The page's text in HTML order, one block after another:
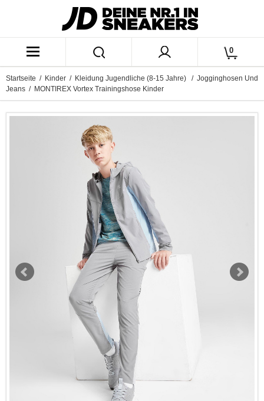
0
Startseite / Kinder / Kleidung Jugendliche (8-15 Jahre) / Jogginghosen Und
Jeans / MONTIREX Vortex Trainingshose Kinder